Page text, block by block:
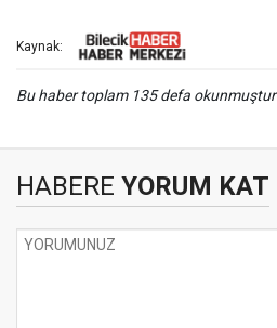
Kaynak:
Bu haber toplam 135 defa okunmuştur
HABERE YORUM KAT